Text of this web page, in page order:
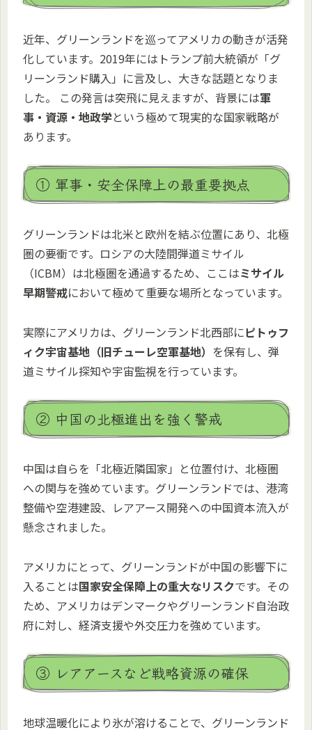
近年、グリーンランドを巡ってアメリカの動きが活発
化しています。2019年にはトランプ前大統領が「グ
リーンランド購入」に言及し、大きな話題となりま
した。 この発言は突飛に見えますが、背景には軍
事・資源・地政学という極めて現実的な国家戦略が
あります。
① 軍事・安全保障上の最重要拠点
グリーンランドは北米と欧州を結ぶ位置にあり、北極
圏の要衝です。ロシアの大陸間弾道ミサイル
（ICBM）は北極圏を通過するため、ここはミサイル
早期警戒において極めて重要な場所となっています。
実際にアメリカは、グリーンランド北西部にピトゥフ
ィク宇宙基地（旧チューレ空軍基地） を保有し、弾
道ミサイル探知や宇宙監視を行っています。
② 中国の北極進出を強く警戒
中国は自らを「北極近隣国家」と位置付け、北極圏
への関与を強めています。グリーンランドでは、港湾
整備や空港建設、レアアース開発への中国資本流入が
懸念されました。
アメリカにとって、グリーンランドが中国の影響下に
入ることは国家安全保障上の重大なリスクです。その
ため、アメリカはデンマークやグリーンランド自治政
府に対し、経済支援や外交圧力を強めています。
③ レアアースなど戦略資源の確保
地球温暖化により氷が溶けることで、グリーンランド